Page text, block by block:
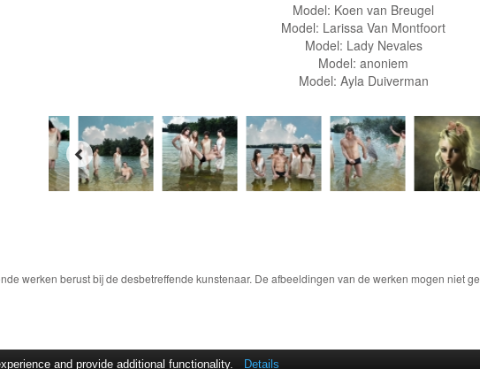
Model: Koen van Breugel
Model: Larissa Van Montfoort
Model: Lady Nevales
Model: anoniem
Model: Ayla Duiverman
werken berust bij de desbetreffende kunstenaar. De afbeeldingen van de werken mogen niet
and provide additional functionality. Details